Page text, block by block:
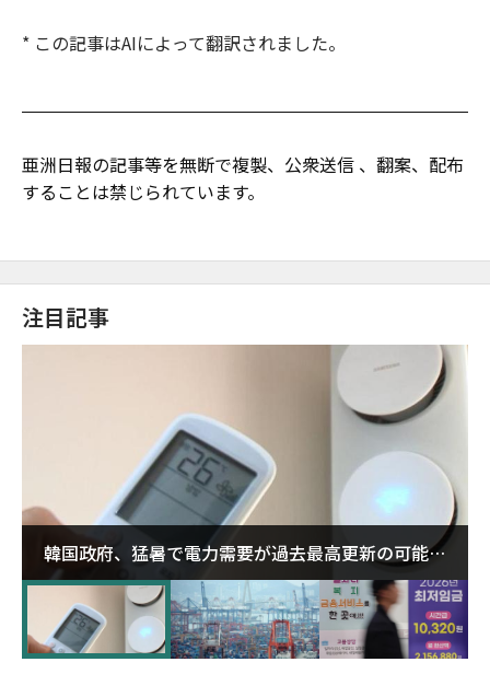
* この記事はAIによって翻訳されました。
亜洲日報の記事等を無断で複製、公衆送信 、翻案、配布
することは禁じられています。
注目記事
韓国政府、猛暑で電力需要が過去最高更新の可能性
に需給対応体制を点検